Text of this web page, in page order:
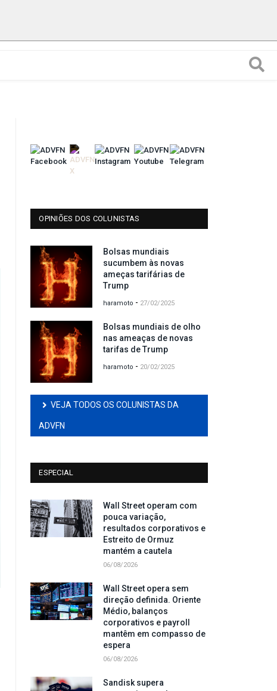
OPINIÕES DOS COLUNISTAS
Bolsas mundiais
sucumbem às novas
ameças tarifárias de
Trump
haramoto - 27/02/2025
Bolsas mundiais de olho
nas ameaças de novas
tarifas de Trump
haramoto - 20/02/2025
VEJA TODOS OS COLUNISTAS DA
ADVFN
ESPECIAL
Wall Street operam com
pouca variação,
resultados corporativos e
Estreito de Ormuz
mantém a cautela
06/08/2026
Wall Street opera sem
direção definida. Oriente
Médio, balanços
corporativos e payroll
mantêm em compasso de
espera
06/08/2026
Sandisk supera